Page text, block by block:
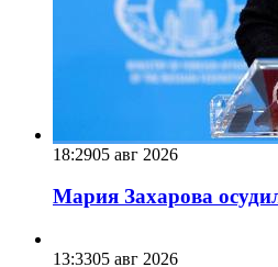
18:2905 авг 2026
Мария Захарова
13:3305 авг 2026